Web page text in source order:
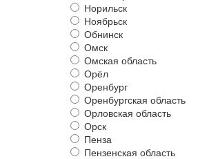
Норильск
Ноябрьск
Обнинск
Омск
Омская область
Орёл
Оренбург
Оренбургская область
Орловская область
Орск
Пенза
Пензенская область